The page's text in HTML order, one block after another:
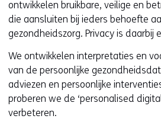
ontwikkelen bruikbare, veilige en
die aansluiten bij ieders behoefte
gezondheidszorg. Privacy is daarbij
We ontwikkelen interpretaties en
van de persoonlijke
adviezen en persoonlijke
proberen we de ‘personalised
verbeteren.